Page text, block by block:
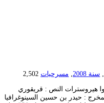
, سنة 2008 , مسرحيات 2,502
: إنسوا هيروسترات النص : قريقوري
: حيدر بن حسين السينوغرافيا